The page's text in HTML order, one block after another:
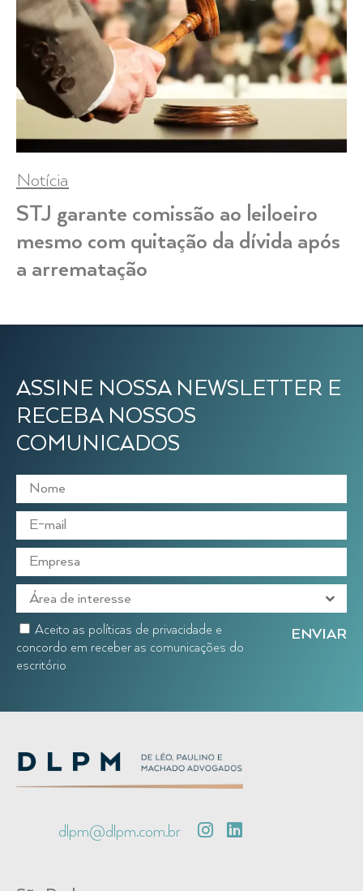
Notícia
STJ garante comissão ao leiloeiro
mesmo com quitação da dívida após
a arrematação
ASSINE NOSSA NEWSLETTER E
RECEBA NOSSOS
COMUNICADOS
Aceito as políticas de privacidade e
concordo em receber as comunicações do
escritório
dlpm@dlpm.com.br